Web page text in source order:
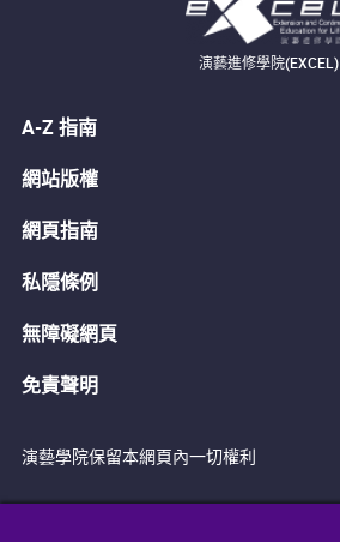
演藝進修學院(EXCEL)
A-Z 指南
網站版權
網頁指南
私隱條例
無障礙網頁
免責聲明
演藝學院保留本網頁內一切權利